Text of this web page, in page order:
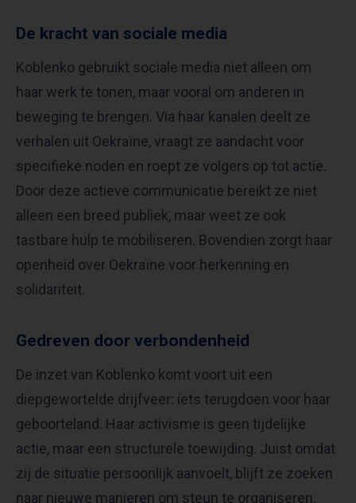
De kracht van sociale media
Koblenko gebruikt sociale media niet alleen om
haar werk te tonen, maar vooral om anderen in
beweging te brengen. Via haar kanalen deelt ze
verhalen uit Oekraïne, vraagt ze aandacht voor
specifieke noden en roept ze volgers op tot actie.
Door deze actieve communicatie bereikt ze niet
alleen een breed publiek, maar weet ze ook
tastbare hulp te mobiliseren. Bovendien zorgt haar
openheid over Oekraïne voor herkenning en
solidariteit.
Gedreven door verbondenheid
De inzet van Koblenko komt voort uit een
diepgewortelde drijfveer: iets terugdoen voor haar
geboorteland. Haar activisme is geen tijdelijke
actie, maar een structurele toewijding. Juist omdat
zij de situatie persoonlijk aanvoelt, blijft ze zoeken
naar nieuwe manieren om steun te organiseren.